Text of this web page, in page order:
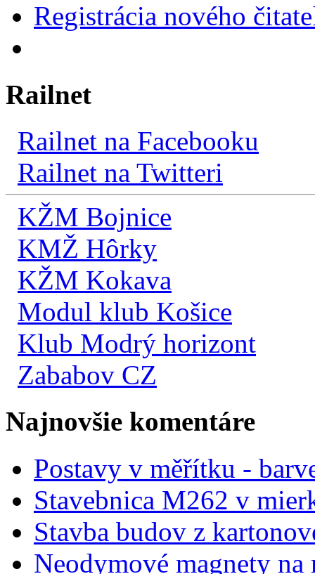
Registrácia nového
Railnet
Railnet na Facebooku
Railnet na Twitteri
KŽM Bojnice
KMŽ Hôrky
KŽM Kokava
Modul klub Košice
Klub Modrý horizont
Zababov CZ
Najnovšie komentáre
Postavy v měřítku -
Stavebnica M262 v
Stavba budov z
Neodymové magnety na